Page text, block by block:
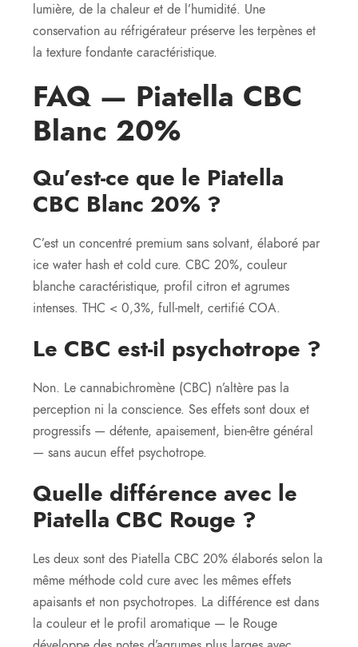
lumière, de la chaleur et de l’humidité. Une
conservation au réfrigérateur préserve les terpènes et
la texture fondante caractéristique.
FAQ — Piatella CBC
Blanc 20%
Qu’est-ce que le Piatella
CBC Blanc 20% ?
C’est un concentré premium sans solvant, élaboré par
ice water hash et cold cure. CBC 20%, couleur
blanche caractéristique, profil citron et agrumes
intenses. THC < 0,3%, full-melt, certifié COA.
Le CBC est-il psychotrope ?
Non. Le cannabichromène (CBC) n’altère pas la
perception ni la conscience. Ses effets sont doux et
progressifs — détente, apaisement, bien-être général
— sans aucun effet psychotrope.
Quelle différence avec le
Piatella CBC Rouge ?
Les deux sont des Piatella CBC 20% élaborés selon la
même méthode cold cure avec les mêmes effets
apaisants et non psychotropes. La différence est dans
la couleur et le profil aromatique — le Rouge